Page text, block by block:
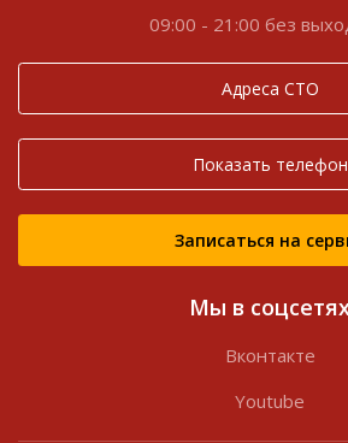
09:00 - 21:00 без
Адреса СТО
Показать телефон
Записаться на
Мы в
Вконтакте
Youtube